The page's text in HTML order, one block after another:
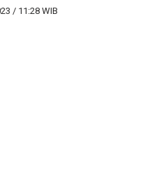
/ 11:28 WIB